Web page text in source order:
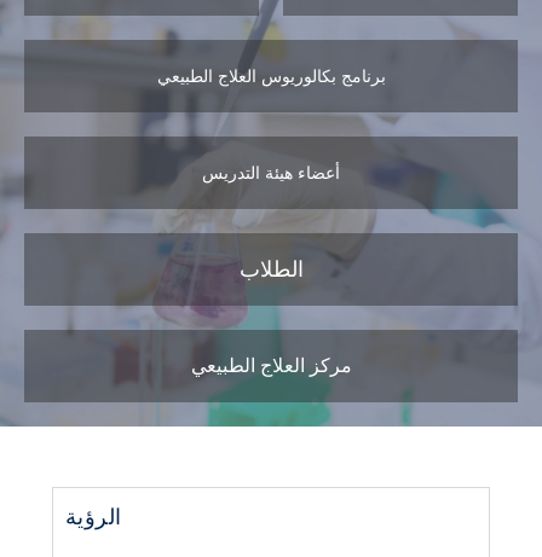
برنامج بكالوريوس العلاج الطبيعي
أعضاء هيئة التدريس
الطلاب
مركز العلاج الطبيعي
الرؤية